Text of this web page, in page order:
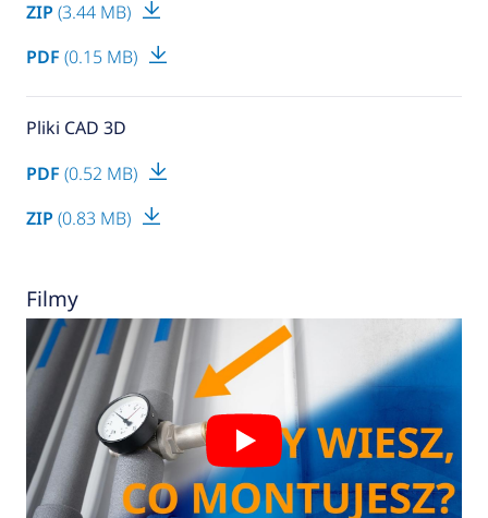
ZIP (3.44 MB)
PDF (0.15 MB)
Pliki CAD 3D
PDF (0.52 MB)
ZIP (0.83 MB)
Filmy